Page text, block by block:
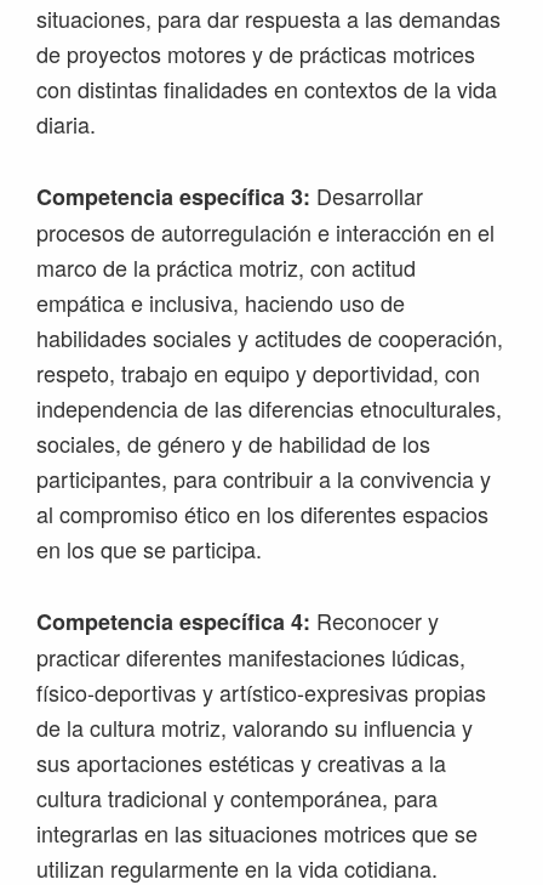
situaciones, para dar respuesta a las demandas
de proyectos motores y de prácticas motrices
con distintas finalidades en contextos de la vida
diaria.
Competencia específica 3: Desarrollar
procesos de autorregulación e interacción en el
marco de la práctica motriz, con actitud
empática e inclusiva, haciendo uso de
habilidades sociales y actitudes de cooperación,
respeto, trabajo en equipo y deportividad, con
independencia de las diferencias etnoculturales,
sociales, de género y de habilidad de los
participantes, para contribuir a la convivencia y
al compromiso ético en los diferentes espacios
en los que se participa.
Competencia específica 4: Reconocer y
practicar diferentes manifestaciones lúdicas,
físico-deportivas y artístico-expresivas propias
de la cultura motriz, valorando su influencia y
sus aportaciones estéticas y creativas a la
cultura tradicional y contemporánea, para
integrarlas en las situaciones motrices que se
utilizan regularmente en la vida cotidiana.